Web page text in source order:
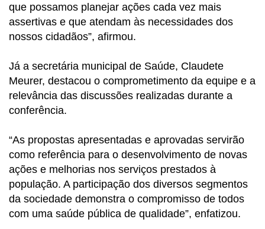
que possamos planejar ações cada vez mais
assertivas e que atendam às necessidades dos
nossos cidadãos”, afirmou.
Já a secretária municipal de Saúde, Claudete
Meurer, destacou o comprometimento da equipe e a
relevância das discussões realizadas durante a
conferência.
“As propostas apresentadas e aprovadas servirão
como referência para o desenvolvimento de novas
ações e melhorias nos serviços prestados à
população. A participação dos diversos segmentos
da sociedade demonstra o compromisso de todos
com uma saúde pública de qualidade”, enfatizou.